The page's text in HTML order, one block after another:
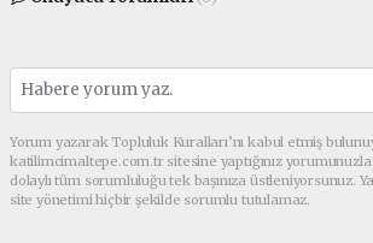
Yorum yazarak Topluluk Kuralları’nı kabul etmiş
katilimcimaltepe.com.tr sitesine yaptığınız
dolaylı tüm sorumluluğu tek başınıza üstleniyorsunuz.
site yönetimi hiçbir şekilde sorumlu tutulamaz.